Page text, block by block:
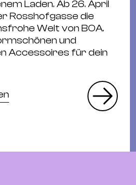
Laden. Ab 26. April
Rosshofgasse die
Welt von BOA.
und
Accessoires für dein